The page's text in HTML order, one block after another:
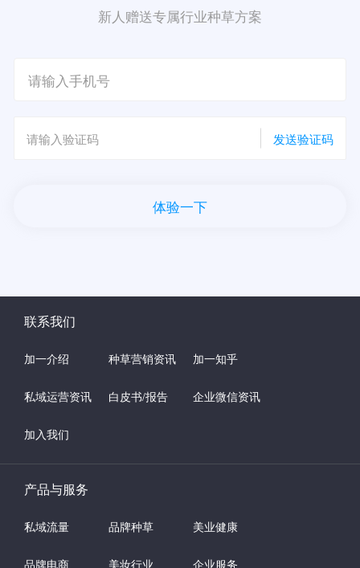
新人赠送专属行业种草方案
发送验证码
体验一下
联系我们
加一介绍 种草营销资讯 加一知乎
私域运营资讯 白皮书/报告 企业微信资讯
加入我们
产品与服务
私域流量 品牌种草 美业健康
品牌电商 美妆行业 企业服务